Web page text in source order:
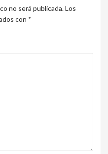
no será publicada.Los
con *